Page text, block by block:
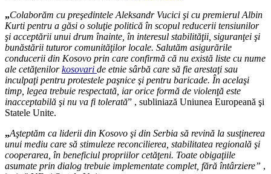
„Colaborăm cu preşedintele Aleksandr Vucici şi cu premierul Albin
Kurti pentru a găsi o soluţie politică în scopul reducerii tensiunilor
şi acceptării unui drum înainte, în interesul stabilităţii, siguranţei şi
bunăstării tuturor comunităţilor locale. Salutăm asigurările
conducerii din Kosovo prin care confirmă că nu există liste cu nume
ale cetăţenilorkosovari de etnie sârbă care să fie arestaţi sau
inculpaţi pentru protestele paşnice şi pentru baricade. În acelaşi
timp, legea trebuie respectată, iar orice formă de violenţă este
inacceptabilă şi nu va fi tolerată” , subliniază Uniunea Europeană şi
Statele Unite.
„Aşteptăm ca liderii din Kosovo şi din Serbia să revină la susţinerea
unui mediu care să stimuleze reconcilierea, stabilitatea regională şi
cooperarea, în beneficiul propriilor cetăţeni. Toate obigaţiile
asumate prin dialog trebuie implementate complet, fără întârziere” ,